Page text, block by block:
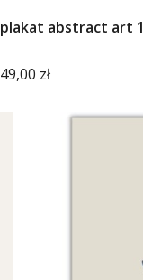
plakat abstract art 1
Cena
49,00 zł